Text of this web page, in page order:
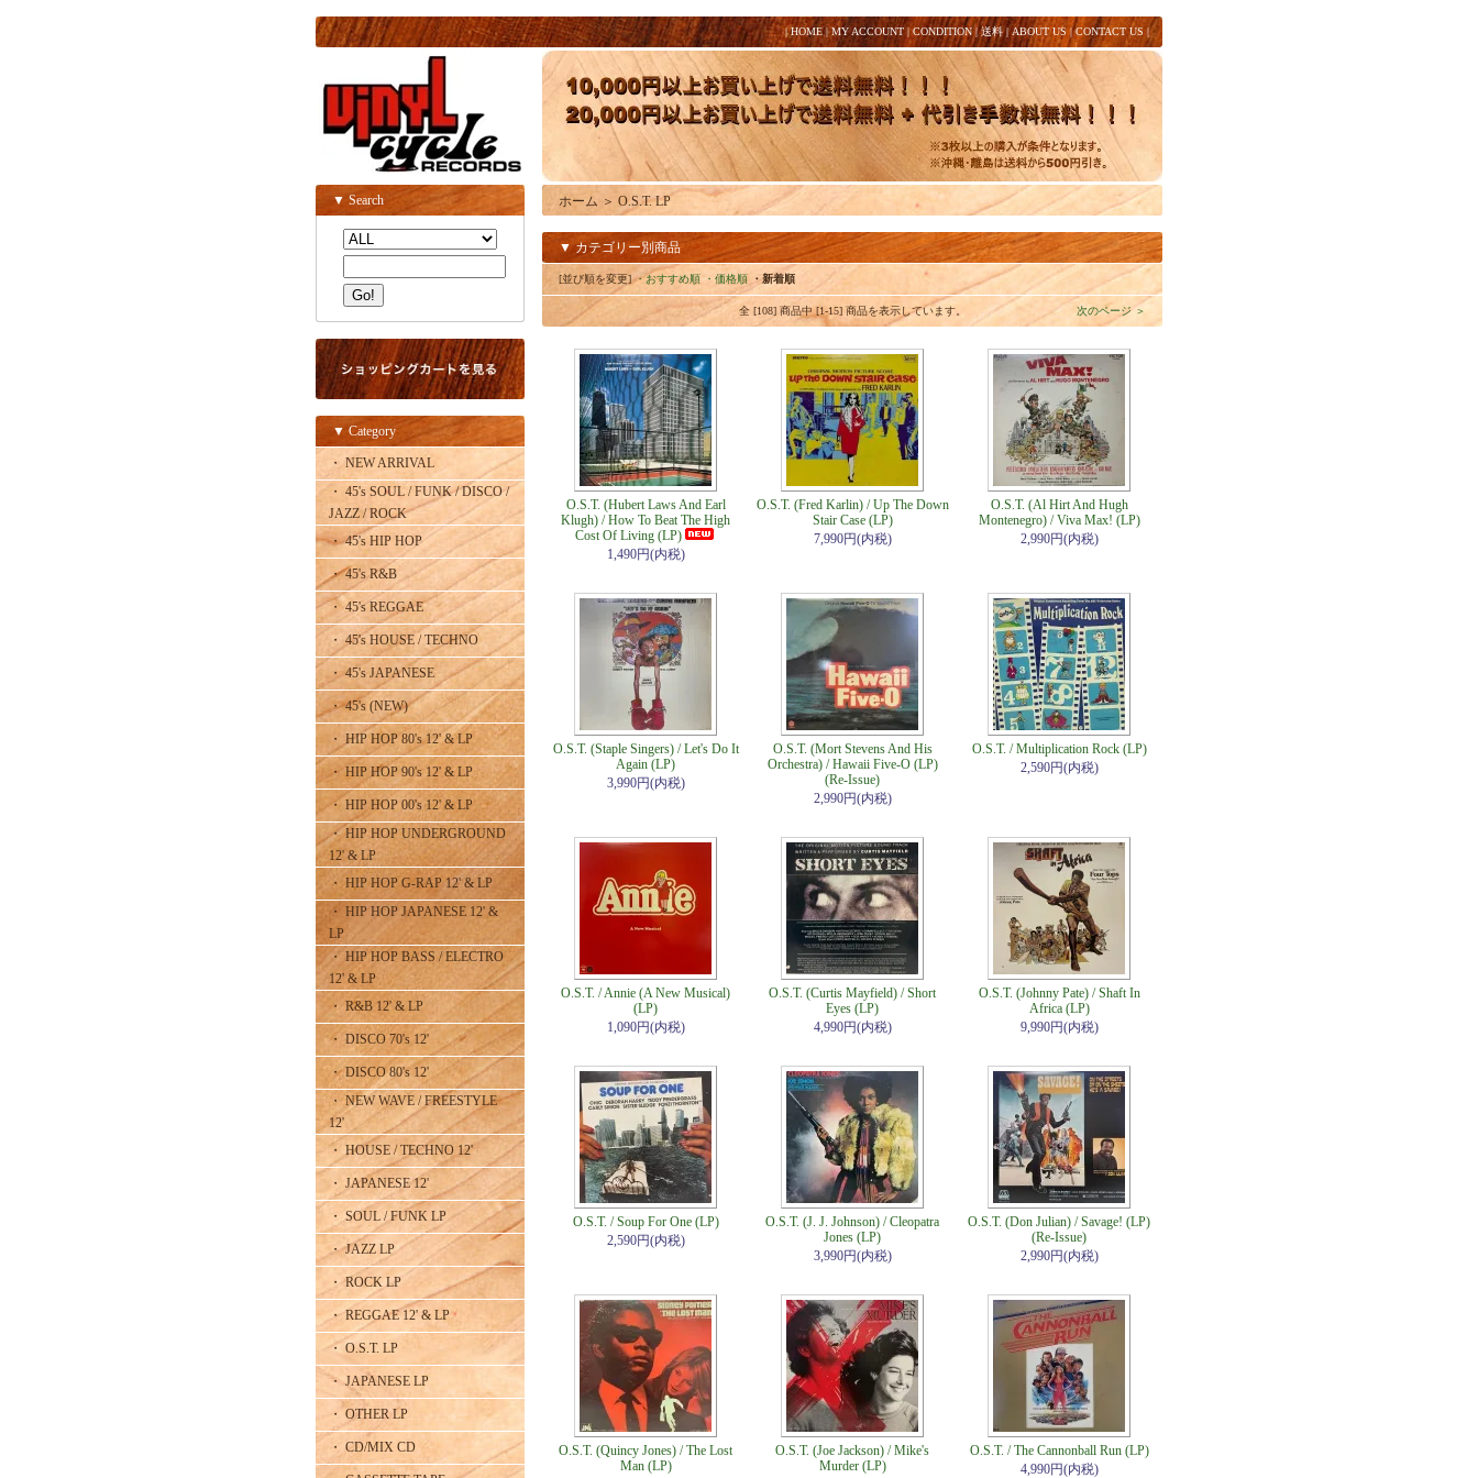
|HOME|MY ACCOUNT |CONDITION |送料| ABOUT US |CONTACT US |
▼ Search
▼ Category
・ NEW ARRIVAL
・ 45's SOUL / FUNK / DISCO /
JAZZ / ROCK
・ 45's HIP HOP
・ 45's R&B
・ 45's REGGAE
・ 45's HOUSE / TECHNO
・ 45's JAPANESE
・ 45's (NEW)
・ HIP HOP 80's 12' & LP
・ HIP HOP 90's 12' & LP
・ HIP HOP 00's 12' & LP
・ HIP HOP UNDERGROUND
12' & LP
・ HIP HOP G-RAP 12' & LP
・ HIP HOP JAPANESE 12' &
LP
・ HIP HOP BASS / ELECTRO
12' & LP
・ R&B 12' & LP
・ DISCO 70's 12'
・ DISCO 80's 12'
・ NEW WAVE / FREESTYLE
12'
・ HOUSE / TECHNO 12'
・ JAPANESE 12'
・ SOUL / FUNK LP
・ JAZZ LP
・ ROCK LP
・ REGGAE 12' & LP
・ O.S.T. LP
・ JAPANESE LP
・ OTHER LP
・ CD/MIX CD
ホーム ＞ O.S.T. LP
▼ カテゴリー別商品
[並び順を変更]・おすすめ順 ・価格順 ・新着順
全 [108] 商品中 [1-15] 商品を表示しています。 次のページ ＞
O.S.T. (Hubert Laws And Earl
Klugh) / How To Beat The High
Cost Of Living (LP)
1,490円(内税)
O.S.T. (Fred Karlin) / Up The Down
Stair Case (LP)
7,990円(内税)
O.S.T. (Al Hirt And Hugh
Montenegro) / Viva Max! (LP)
2,990円(内税)
O.S.T. (Staple Singers) / Let's Do It
Again (LP)
3,990円(内税)
O.S.T. (Mort Stevens And His
Orchestra) / Hawaii Five-O (LP)
(Re-Issue)
2,990円(内税)
O.S.T. / Multiplication Rock (LP)
2,590円(内税)
O.S.T. / Annie (A New Musical)
(LP)
1,090円(内税)
O.S.T. (Curtis Mayfield) / Short
Eyes (LP)
4,990円(内税)
O.S.T. (Johnny Pate) / Shaft In
Africa (LP)
9,990円(内税)
O.S.T. / Soup For One (LP)
2,590円(内税)
O.S.T. (J. J. Johnson) / Cleopatra
Jones (LP)
3,990円(内税)
O.S.T. (Don Julian) / Savage! (LP)
(Re-Issue)
2,990円(内税)
O.S.T. (Quincy Jones) / The Lost
Man (LP)
O.S.T. (Joe Jackson) / Mike's
Murder (LP)
O.S.T. / The Cannonball Run (LP)
4,990円(内税)